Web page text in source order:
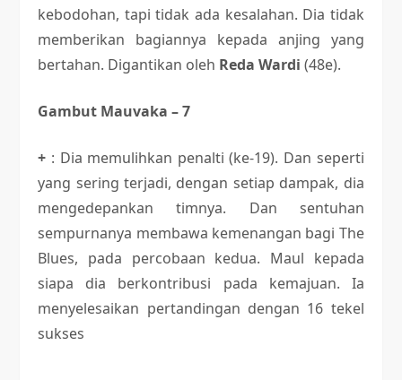
kebodohan, tapi tidak ada kesalahan. Dia tidak
memberikan bagiannya kepada anjing yang
bertahan. Digantikan oleh Reda Wardi (48e).
Gambut Mauvaka – 7
+ : Dia memulihkan penalti (ke-19). Dan seperti
yang sering terjadi, dengan setiap dampak, dia
mengedepankan timnya. Dan sentuhan
sempurnanya membawa kemenangan bagi The
Blues, pada percobaan kedua. Maul kepada
siapa dia berkontribusi pada kemajuan. Ia
menyelesaikan pertandingan dengan 16 tekel
sukses